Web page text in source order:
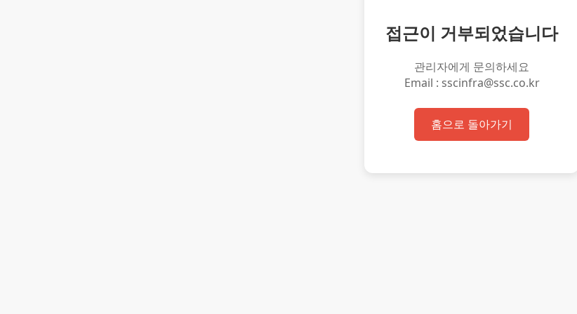
접근이 거부되었습니다
관리자에게 문의하세요
Email : sscinfra@ssc.co.kr
홈으로 돌아가기